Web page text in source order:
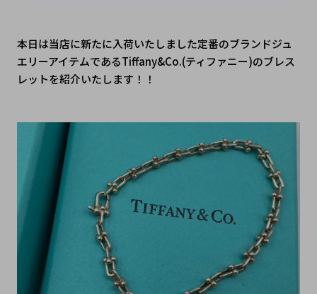
本日は当店に新たに入荷いたしました定番のブランドジュ
エリーアイテムであるTiffany&Co.(ティファニー)のブレス
レットを紹介いたします！！